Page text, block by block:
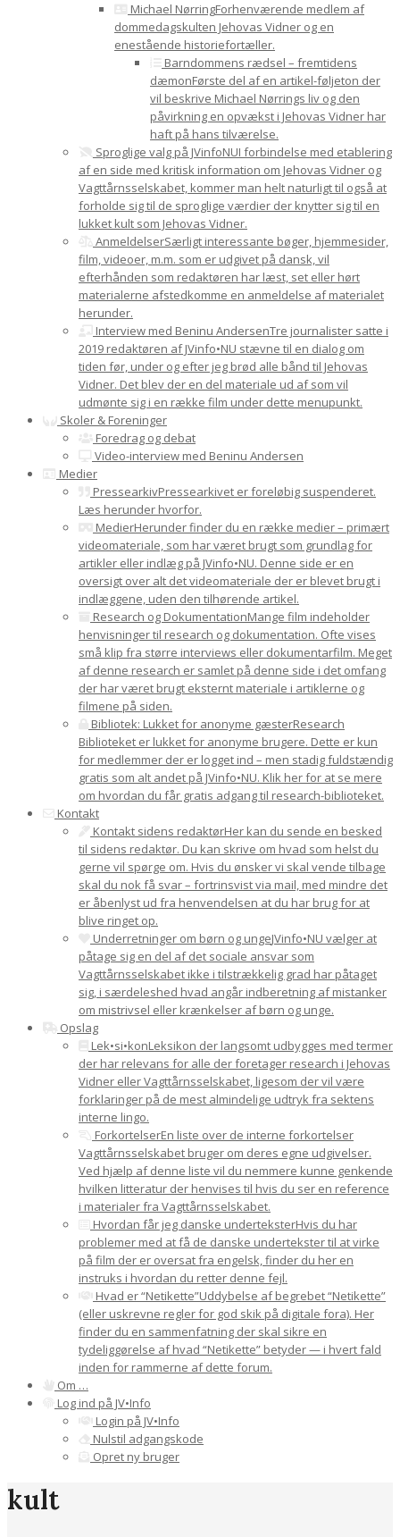
Michael NørringForhenværende medlem af
dommedagskulten Jehovas Vidner og en
enestående historiefortæller.
Barndommens rædsel – fremtidens
dæmonFørste del af en artikel-føljeton der
vil beskrive Michael Nørrings liv og den
påvirkning en opvækst i Jehovas Vidner har
haft på hans tilværelse.
Sproglige valg på JVinfoNUI forbindelse med etablering
af en side med kritisk information om Jehovas Vidner og
Vagttårnsselskabet, kommer man helt naturligt til også at
forholde sig til de sproglige værdier der knytter sig til en
lukket kult som Jehovas Vidner.
AnmeldelserSærligt interessante bøger, hjemmesider,
film, videoer, m.m. som er udgivet på dansk, vil
efterhånden som redaktøren har læst, set eller hørt
materialerne afstedkomme en anmeldelse af materialet
herunder.
Interview med Beninu AndersenTre journalister satte i
2019 redaktøren af JVinfo•NU stævne til en dialog om
tiden før, under og efter jeg brød alle bånd til Jehovas
Vidner. Det blev der en del materiale ud af som vil
udmønte sig i en række film under dette menupunkt.
Skoler & Foreninger
Foredrag og debat
Video-interview med Beninu Andersen
Medier
PressearkivPressearkivet er foreløbig suspenderet.
Læs herunder hvorfor.
MedierHerunder finder du en række medier – primært
videomateriale, som har været brugt som grundlag for
artikler eller indlæg på JVinfo•NU. Denne side er en
oversigt over alt det videomateriale der er blevet brugt i
indlæggene, uden den tilhørende artikel.
Research og DokumentationMange film indeholder
henvisninger til research og dokumentation. Ofte vises
små klip fra større interviews eller dokumentarfilm. Meget
af denne research er samlet på denne side i det omfang
der har været brugt eksternt materiale i artiklerne og
filmene på siden.
Bibliotek: Lukket for anonyme gæsterResearch
Biblioteket er lukket for anonyme brugere. Dette er kun
for medlemmer der er logget ind – men stadig fuldstændig
gratis som alt andet på JVinfo•NU. Klik her for at se mere
om hvordan du får gratis adgang til research-biblioteket.
Kontakt
Kontakt sidens redaktørHer kan du sende en besked
til sidens redaktør. Du kan skrive om hvad som helst du
gerne vil spørge om. Hvis du ønsker vi skal vende tilbage
skal du nok få svar – fortrinsvist via mail, med mindre det
er åbenlyst ud fra henvendelsen at du har brug for at
blive ringet op.
Underretninger om børn og ungeJVinfo•NU vælger at
påtage sig en del af det sociale ansvar som
Vagttårnsselskabet ikke i tilstrækkelig grad har påtaget
sig, i særdeleshed hvad angår indberetning af mistanker
om mistrivsel eller krænkelser af børn og unge.
Opslag
Lek•si•konLeksikon der langsomt udbygges med termer
der har relevans for alle der foretager research i Jehovas
Vidner eller Vagttårnsselskabet, ligesom der vil være
forklaringer på de mest almindelige udtryk fra sektens
interne lingo.
ForkortelserEn liste over de interne forkortelser
Vagttårnsselskabet bruger om deres egne udgivelser.
Ved hjælp af denne liste vil du nemmere kunne genkende
hvilken litteratur der henvises til hvis du ser en reference
i materialer fra Vagttårnsselskabet.
Hvordan får jeg danske underteksterHvis du har
problemer med at få de danske undertekster til at virke
på film der er oversat fra engelsk, finder du her en
instruks i hvordan du retter denne fejl.
Hvad er “Netikette”Uddybelse af begrebet “Netikette”
(eller uskrevne regler for god skik på digitale fora). Her
finder du en sammenfatning der skal sikre en
tydeliggørelse af hvad “Netikette” betyder — i hvert fald
inden for rammerne af dette forum.
Om …
Log ind på JV•Info
Login på JV•Info
Nulstil adgangskode
Opret ny bruger
kult